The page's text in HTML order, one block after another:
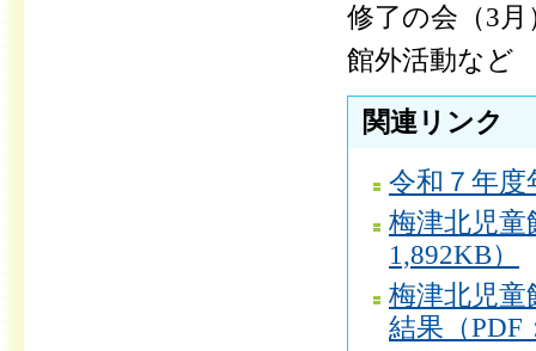
修了の会（3月
館外活動など
関連リンク
令和７年度
梅津北児童
1,892KB）
梅津北児童
結果（PDF